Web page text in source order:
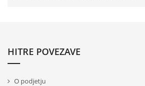
HITRE POVEZAVE
O podjetju